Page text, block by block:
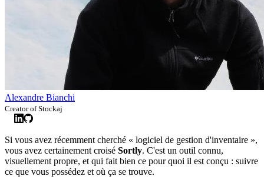
Alexandre Bianchi
Creator of Stockaj
Si vous avez récemment cherché « logiciel de gestion d'inventaire »,
vous avez certainement croisé Sortly. C'est un outil connu,
visuellement propre, et qui fait bien ce pour quoi il est conçu : suivre
ce que vous possédez et où ça se trouve.